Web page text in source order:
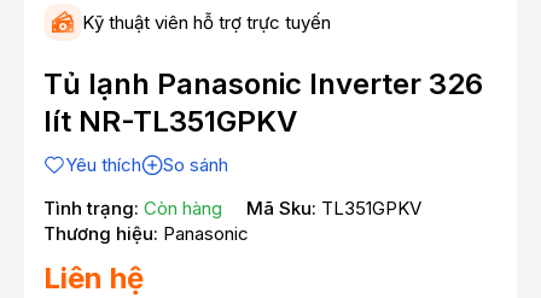
Kỹ thuật viên hỗ trợ trực tuyến
Tủ lạnh Panasonic Inverter 326
lít NR-TL351GPKV
Yêu thích
So sánh
Tình trạng: Còn hàng Mã Sku: TL351GPKV
Thương hiệu: Panasonic
Liên hệ